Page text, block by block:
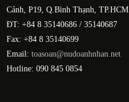
Cảnh, P19, Q.Bình Thạnh, TP.HCM
ĐT: +84 8 35140686 / 35140687
Fax: +84 8 35140699
Email: toasoan@nudoanhnhan.net
Hotline: 090 845 0854